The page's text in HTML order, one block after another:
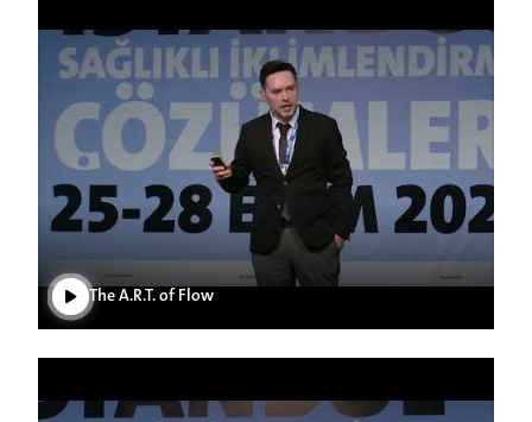
Play Video
The A.R.T. of Flow